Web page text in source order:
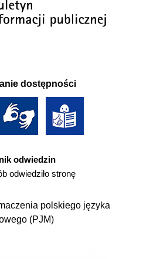
dostępności
odwiedzin
odwiedziło stronę
polskiego języka
(PJM)